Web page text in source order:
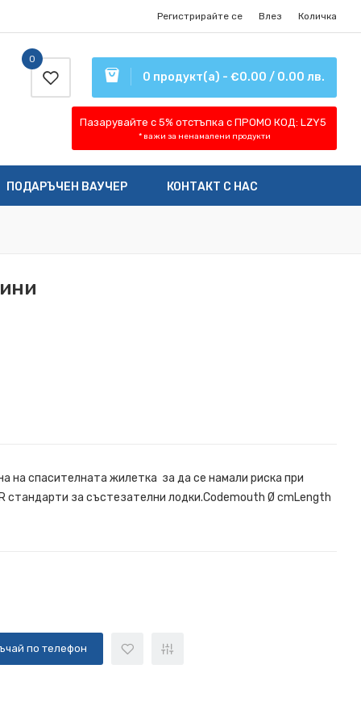
Регистрирайте се Влез Количка
0 продукт(а) - €0.00 / 0.00 лв.
0
Пазарувайте с 5% отстъпка с ПРОМО КОД: LZY5
* важи за ненамалени продукти
ПОДАРЪЧЕН ВАУЧЕР КОНТАКТ С НАС
на спасителната жилетка за да се намали риска при
стандарти за състезателни лодки.Codemouth Ø cmLength
по телефон